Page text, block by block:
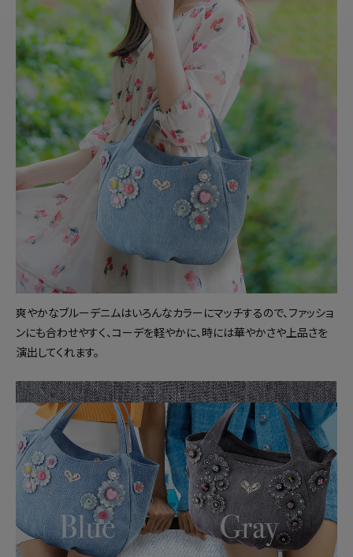
爽やかなブルーデニムはいろんなカラーにマッチするので、ファッショ
ンにも合わせやすく、コーデを軽やかに、時には華やかさや上品さを
演出してくれます。